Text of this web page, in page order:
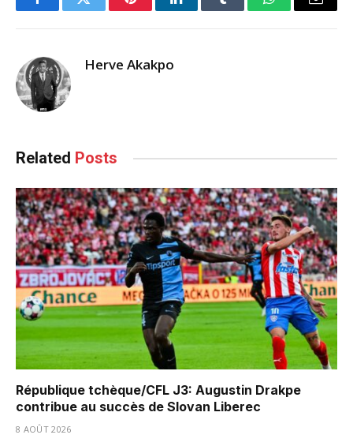
FacebookTwitter PinterestLinkedInTumblr WhatsAppEmail
Herve Akakpo
Related Posts
République tchèque/CFL J3: Augustin Drakpe
contribue au succès de Slovan Liberec
8 AOÛT 2026